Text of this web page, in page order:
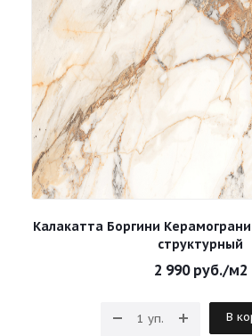
Калакатта Боргини
структурный
2 990руб./м2
В